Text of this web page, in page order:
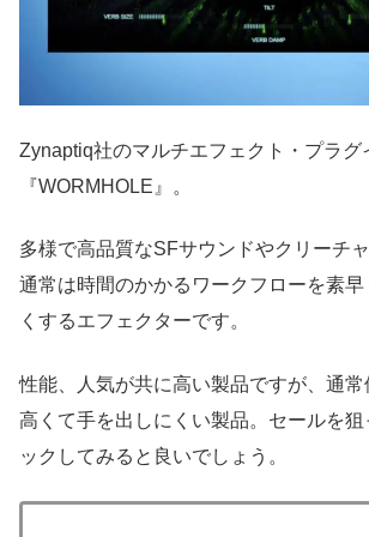
Zynaptiq社のマルチエフェクト・プラグ
『WORMHOLE』。
多様で高品質なSFサウンドやクリーチ
通常は時間のかかるワークフローを素
くするエフェクターです。
性能、人気が共に高い製品ですが、通常
高くて手を出しにくい製品。セールを狙
ックしてみると良いでしょう。